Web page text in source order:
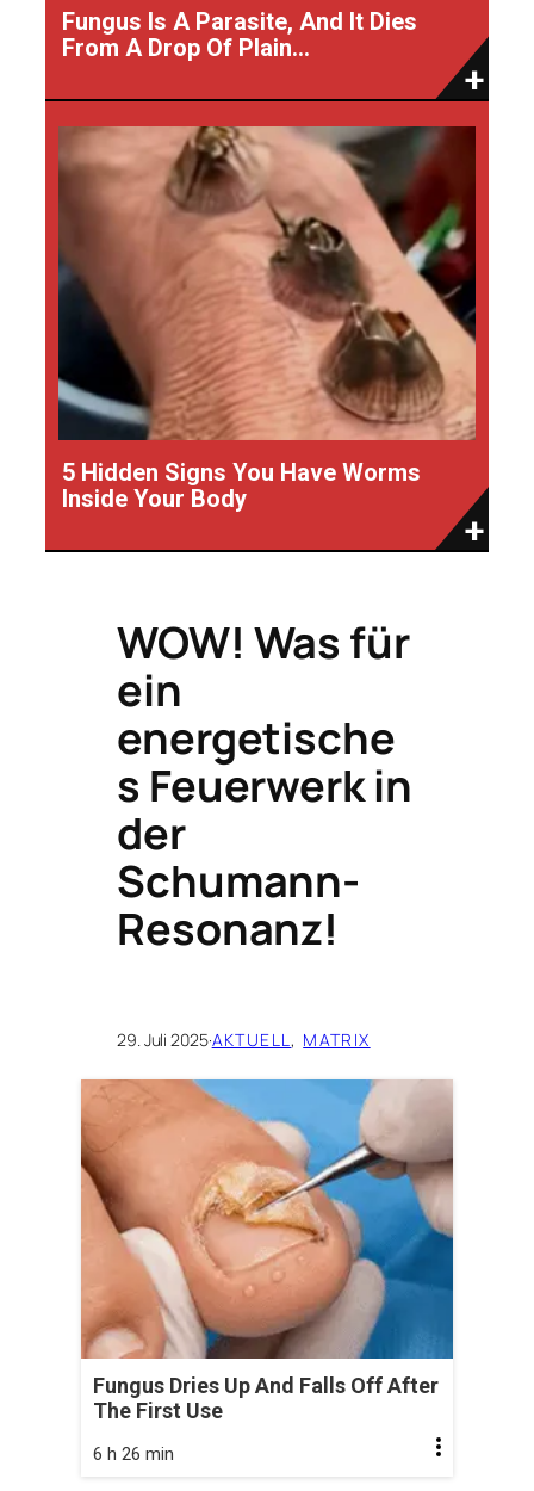
Fungus Is A Parasite, And It Dies
From A Drop Of Plain...
5 Hidden Signs You Have Worms
Inside Your Body
WOW! Was für
ein
energetische
s Feuerwerk in
der
Schumann-
Resonanz!
29. Juli 2025·AKTUELL , MATRIX
Fungus Dries Up And Falls Off After
The First Use
6 h 26 min